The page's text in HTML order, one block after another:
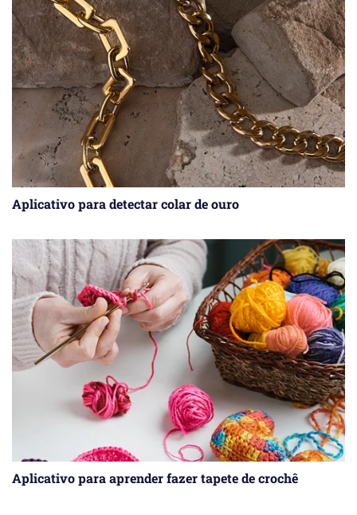
Aplicativo para detectar colar de ouro
Aplicativo para aprender fazer tapete de crochê